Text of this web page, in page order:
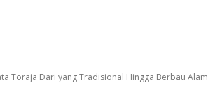
Toraja Dari yang Tradisional Hingga Berbau Alam